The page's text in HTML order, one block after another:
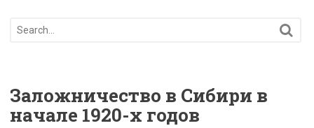
Заложничество в Сибири в
начале 1920-х годов